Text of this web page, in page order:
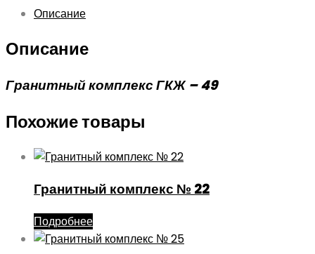
Описание
Описание
Гранитный комплекс ГКЖ – 49
Похожие товары
Гранитный комплекс № 22
Подробнее